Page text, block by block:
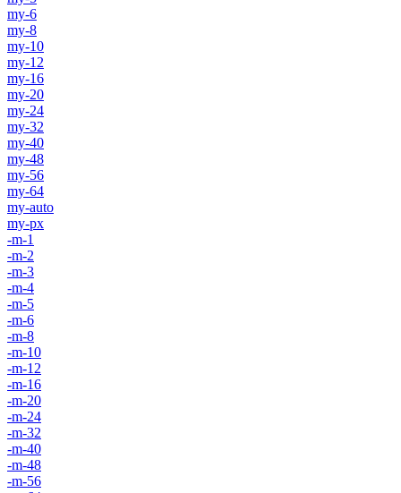
my-6
my-8
my-10
my-12
my-16
my-20
my-24
my-32
my-40
my-48
my-56
my-64
my-auto
my-px
-m-1
-m-2
-m-3
-m-4
-m-5
-m-6
-m-8
-m-10
-m-12
-m-16
-m-20
-m-24
-m-32
-m-40
-m-48
-m-56